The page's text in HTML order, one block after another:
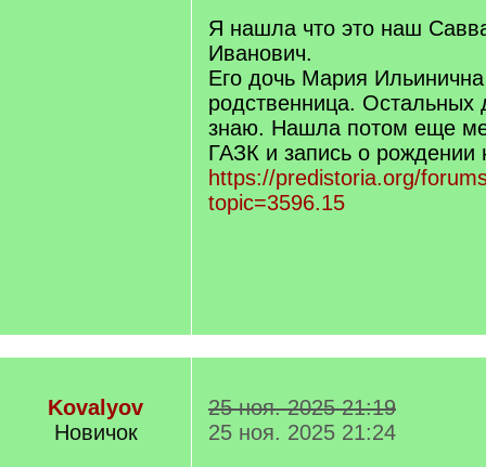
Я нашла что это наш
Иванович.
Его дочь Мария
родственница. Остальных
знаю. Нашла потом еще
ГАЗК и запись о
https://predistoria.org/
topic=3596.15
Kovalyov
Новичок
25 ноя. 2025 21:19
25 ноя. 2025 21:24